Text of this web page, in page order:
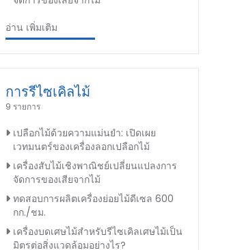
อ่าน เพิ่มเติม
การรีไซเคิลไม้
9 รายการ
เปลือกไม้ด้วยความแม่นยำ: เปิดเผย
เวทมนตร์ของเครื่องลอกเปลือกไม้
เครื่องสับไม้เชิงพาณิชย์เปลี่ยนแปลงการ
จัดการของเสียจากไม้
ทดสอบการผลิตเครื่องย่อยไม้ดีเซล 600
กก./ชม.
เครื่องบดเศษไม้สำหรับรีไซเคิลเศษไม้เป็น
มิตรต่อสิ่งแวดล้อมอย่างไร?